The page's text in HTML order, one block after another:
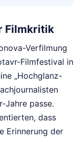
Filmkritik
Verfilmung
Filmfestival in
„Hochglanz-
Jahre passe.
dass
Erinnerung der